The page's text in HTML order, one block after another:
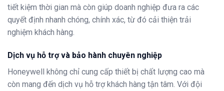
tiết kiệm thời gian mà còn giúp doanh nghiệp đưa ra các
quyết định nhanh chóng, chính xác, từ đó cải thiện trải
nghiệm khách hàng.
Dịch vụ hỗ trợ và bảo hành chuyên nghiệp
Honeywell không chỉ cung cấp thiết bị chất lượng cao mà
còn mang đến dịch vụ hỗ trợ khách hàng tận tâm. Với đội